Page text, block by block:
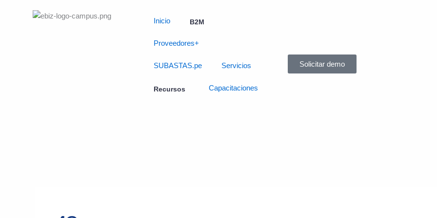
Inicio B2M
Proveedores+
SUBASTAS.pe Servicios
Recursos Capacitaciones
Solicitar demo